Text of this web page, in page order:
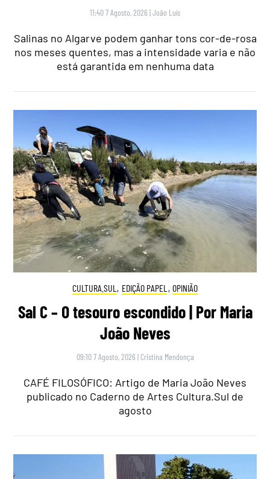
11:40 7 Agosto, 2026 |João Luís
Salinas no Algarve podem ganhar tons cor-de-rosa
nos meses quentes, mas a intensidade varia e não
está garantida em nenhuma data
CULTURA.SUL , EDIÇÃO PAPEL , OPINIÃO
Sal C – O tesouro escondido | Por Maria
João Neves
09:10 7 Agosto, 2026 | Cristina Mendonça
CAFÉ FILOSÓFICO: Artigo de Maria João Neves
publicado no Caderno de Artes Cultura.Sul de
agosto